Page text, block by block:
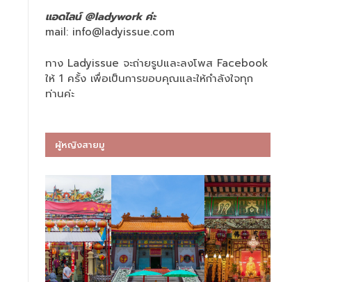
แอดไลน์ @ladywork ค่ะ
mail: info@ladyissue.com
ทาง Ladyissue จะถ่ายรูปและลงโพส Facebook
ให้ 1 ครั้ง เพื่อเป็นการขอบคุณและให้กำลังใจทุก
ท่านค่ะ
ผู้หญิงสายมู